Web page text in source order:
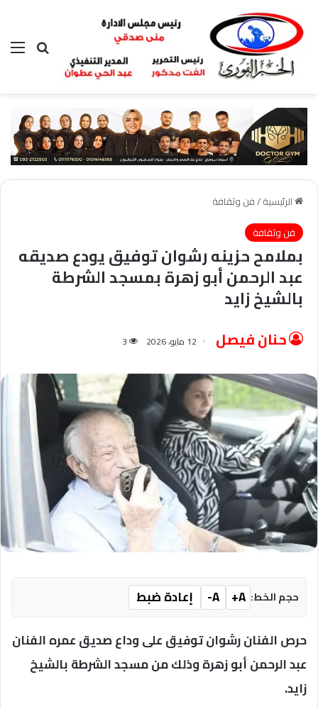
بحث عن
الرئيسية/فن وثقافة
فن وثقافة
بملامح حزينه رشوان توفيق يودع صديقه
عبد الرحمن أبو زهرة بمسجد الشرطة
بالشيخ زايد
حنان فيصل 12 مايو، 2026 3
حجم الخط: A+
A-
إعادة ضبط
حرص الفنان رشوان توفيق على وداع صديق عمره الفنان
عبد الرحمن أبو زهرة وذلك من مسجد الشرطة بالشيخ
زايد.